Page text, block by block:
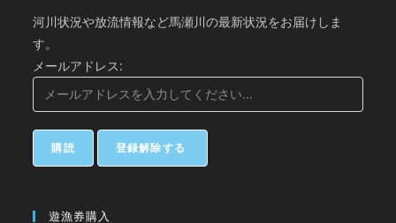
河川状況や放流情報など馬瀬川の最新状況をお届けしま
す。
メールアドレス:
遊漁券購入